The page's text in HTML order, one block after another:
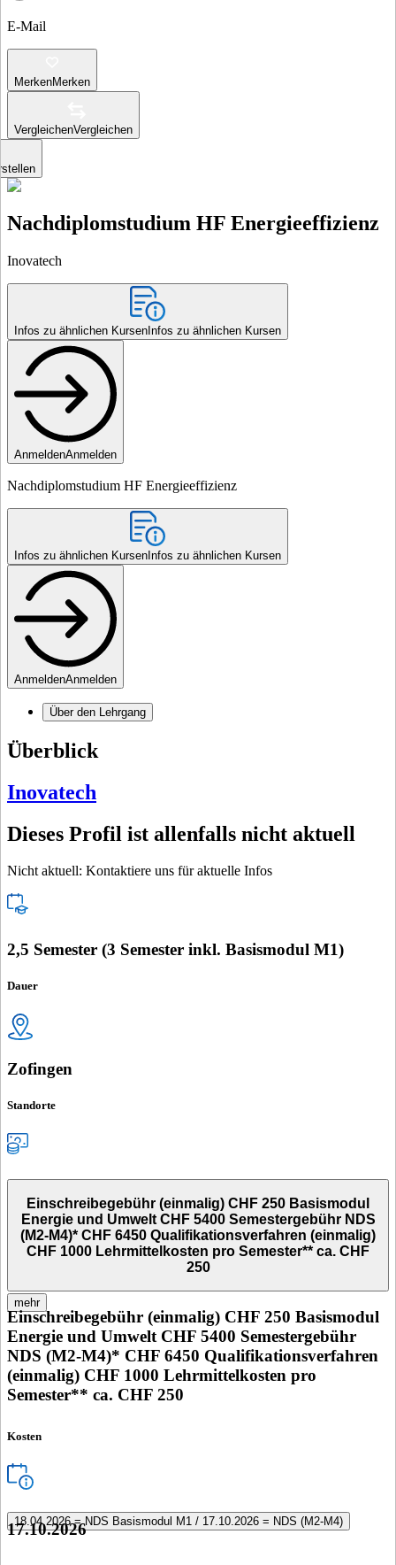
E-Mail
MerkenMerken
VergleichenVergleichen
Nachdiplomstudium HF Energieeffizienz
Inovatech
Infos zu ähnlichen Kursen Infos zu ähnlichen Kursen
AnmeldenAnmelden
Nachdiplomstudium HF Energieeffizienz
Infos zu ähnlichen Kursen Infos zu ähnlichen Kursen
AnmeldenAnmelden
Über den Lehrgang
Überblick
Inovatech
Dieses Profil ist allenfalls nicht aktuell
Nicht aktuell: Kontaktiere uns für aktuelle Infos
2,5 Semester (3 Semester inkl. Basismodul M1)
Dauer
Zofingen
Standorte
Einschreibegebühr (einmalig) CHF 250 Basismodul
Energie und Umwelt CHF 5400 Semestergebühr NDS
(M2-M4)* CHF 6450 Qualifikationsverfahren (einmalig)
CHF 1000 Lehrmittelkosten pro Semester** ca. CHF
250
mehr
Einschreibegebühr (einmalig) CHF 250 Basismodul
Energie und Umwelt CHF 5400 Semestergebühr
NDS (M2-M4)* CHF 6450 Qualifikationsverfahren
(einmalig) CHF 1000 Lehrmittelkosten pro
Semester** ca. CHF 250
Kosten
18.04.2026 = NDS Basismodul M1 / 17.10.2026 = NDS (M2-M4)
17.10.2026